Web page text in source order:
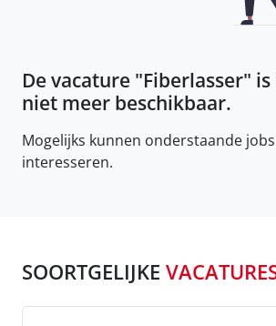
De vacature "Fiberlasser"
niet meer beschikbaar.
Mogelijks kunnen onderstaande
interesseren.
SOORTGELIJKE